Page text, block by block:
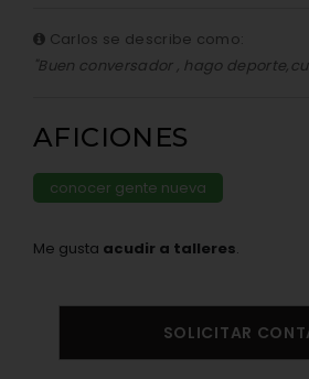
Carlos se describe como:
"Buen conversador , hago
AFICIONES
conocer gente nueva
Me gusta acudir a talleres.
SOLICITAR